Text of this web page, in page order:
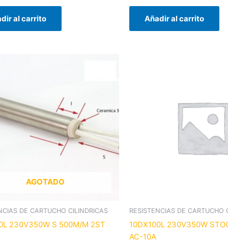
al carrito Añadir al carrito
AGOTADO
DE CARTUCHO CILINDRICAS
230V350W S 500M/M 2ST
RESISTENCIAS DE CARTUCHO
10DX100L 230V350W
AC-10A